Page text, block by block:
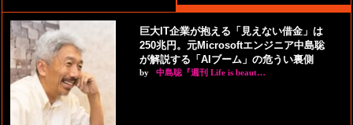
巨大IT企業が抱える「見えない借金」は
250兆円。元Microsoftエンジニア中島聡
が解説する「AIブーム」の危うい裏側
by 中島聡『週刊 Life is beaut…